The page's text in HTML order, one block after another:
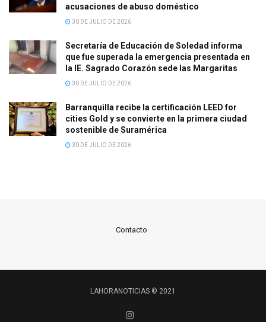
acusaciones de abuso doméstico
30 DE JULIO DE 2026
Secretaría de Educación de Soledad informa
que fue superada la emergencia presentada en
la IE. Sagrado Corazón sede las Margaritas
30 DE JULIO DE 2026
Barranquilla recibe la certificación LEED for
cities Gold y se convierte en la primera ciudad
sostenible de Suramérica
30 DE JULIO DE 2026
Contacto
LAHORANOTICIAS © 2021